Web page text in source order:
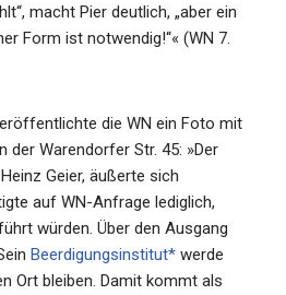
macht Pier deutlich, „aber ein
Form ist notwendig!“« (WN 7.
die WN ein Foto mit
der Warendorfer Str. 45: »Der
Geier, äußerte sich
auf WN-Anfrage lediglich,
würden. Über den Ausgang
Beerdigungsinstitut* werde
Ort bleiben. Damit kommt als